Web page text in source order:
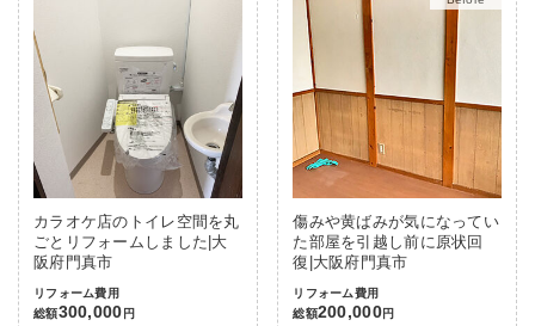
カラオケ店のトイレ空間を丸
ごとリフォームしました|大
阪府門真市
リフォーム費用
総額300,000 円
傷みや黄ばみが気になってい
た部屋を引越し前に原状回
復|大阪府門真市
リフォーム費用
総額200,000円